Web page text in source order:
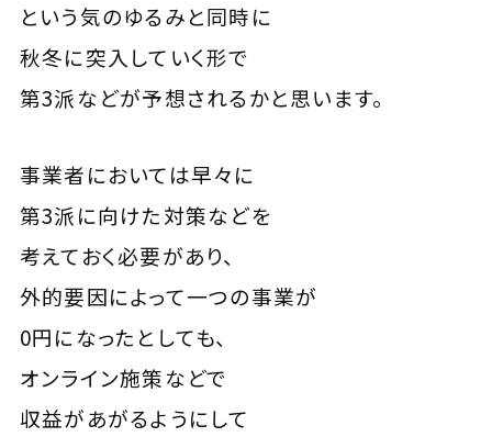
という気のゆるみと同時に
秋冬に突入していく形で
第3派などが予想されるかと思います。
事業者においては早々に
第3派に向けた対策などを
考えておく必要があり、
外的要因によって一つの事業が
0円になったとしても、
オンライン施策などで
収益があがるようにして